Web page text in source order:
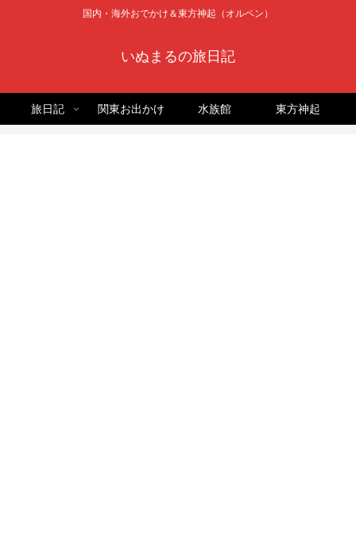
国内・海外おでかけ＆東方神起（オルペン）
いぬまるの旅日記
旅日記 関東お出かけ 水族館 東方神起